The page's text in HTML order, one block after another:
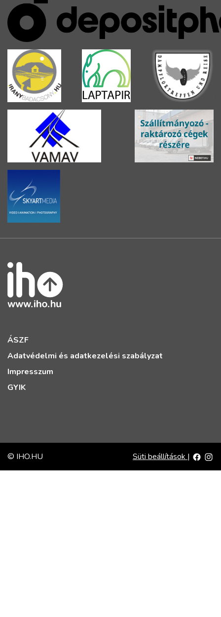
ÁSZF
Adatvédelmi és adatkezelési szabályzat
Impresszum
GYIK
© IHO.HU Süti beállítások |